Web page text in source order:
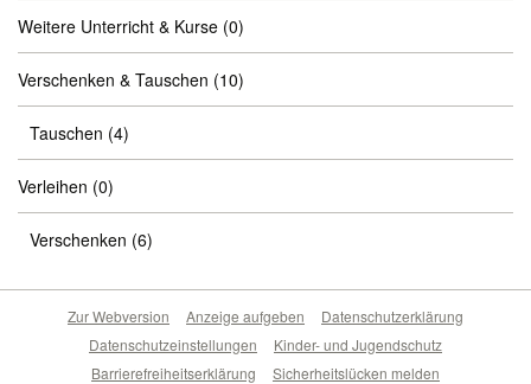
Weitere Unterricht & Kurse (0)
Verschenken & Tauschen (10)
Tauschen (4)
Verleihen (0)
Verschenken (6)
Zur Webversion Anzeige aufgeben
Datenschutzerklärung
Datenschutzeinstellungen
Kinder- und Jugendschutz
Barrierefreiheitserklärung
Sicherheitslücken melden